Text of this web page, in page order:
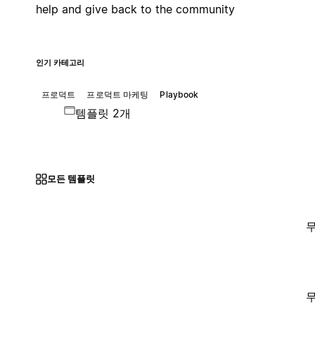
help and give back to the community
인기 카테고리
프로덕트 프로덕트 마케팅 Playbook
템플릿 2개
모든 템플릿